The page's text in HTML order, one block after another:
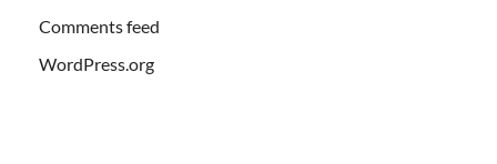
Comments feed
WordPress.org